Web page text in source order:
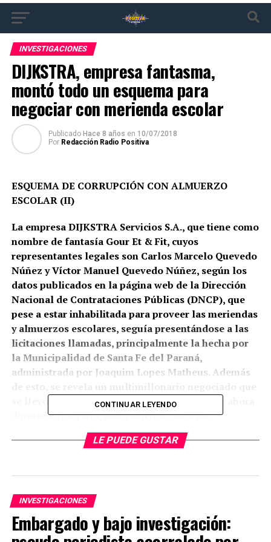
INVESTIGACIONES
DIJKSTRA, empresa fantasma,
montó todo un esquema para
negociar con merienda escolar
Publicado Hace 8 años en 10/07/2018
Por Redacción Radio Positiva
ESQUEMA DE CORRUPCIÓN CON ALMUERZO
ESCOLAR (II)
La empresa DIJKSTRA Servicios S.A., que tiene como
nombre de fantasía Gour Et & Fit, cuyos
representantes legales son Carlos Marcelo Quevedo
Núñez y Víctor Manuel Quevedo Núñez, según los
datos publicados en la página web de la Dirección
Nacional de Contrataciones Públicas (DNCP), que
pese a estar inhabilitada para proveer las meriendas
y almuerzos escolares, seguía presentándose a las
licitaciones llamadas, principalmente la hecha por
la Municipalidad de Santa Fe del Paraná,
administrada por Joaquim Lopes Matheus. Además
se llevó bajo contubernio del exgobernador y ahora
diputado colorado, Justo «lucho» Zacarías.
De igual manera, existen denuncias de que esta misma
En el 2016, tras las investigaciones pertinentes, se
descubrió que la empresa fue beneficiada con cerca de G.
CONTINUAR LEYENDO
LE PUEDE GUSTAR
INVESTIGACIONES
Embargado y bajo investigación: